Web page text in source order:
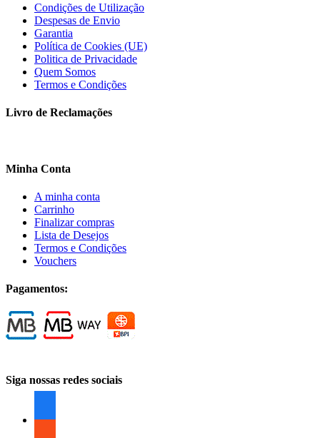
Condições de Utilização
Despesas de Envio
Garantia
Política de Cookies (UE)
Politica de Privacidade
Quem Somos
Termos e Condições
Livro de Reclamações
Minha Conta
A minha conta
Carrinho
Finalizar compras
Lista de Desejos
Termos e Condições
Vouchers
Pagamentos:
Siga nossas redes sociais